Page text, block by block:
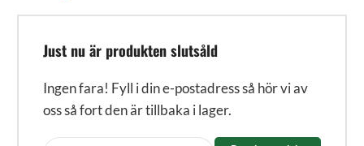
Just nu är produkten slutsåld
Ingen fara! Fyll i din e-postadress så hör vi av
oss så fort den är tillbaka i lager.